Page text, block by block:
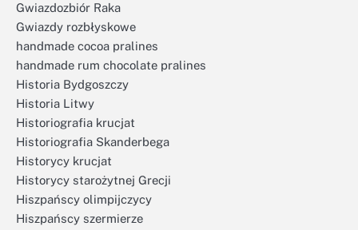
Gwiazdozbiór Raka
Gwiazdy rozbłyskowe
handmade cocoa pralines
handmade rum chocolate pralines
Historia Bydgoszczy
Historia Litwy
Historiografia krucjat
Historiografia Skanderbega
Historycy krucjat
Historycy starożytnej Grecji
Hiszpańscy olimpijczycy
Hiszpańscy szermierze